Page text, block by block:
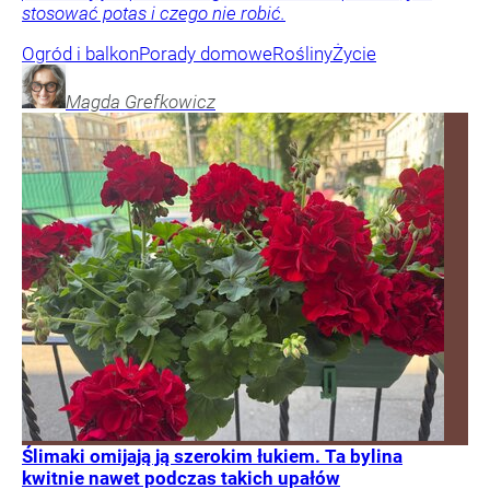
stosować potas i czego nie robić.
Ogród i balkonPorady domoweRoślinyŻycie
Magda Grefkowicz
Ślimaki omijają ją szerokim łukiem. Ta bylina
kwitnie nawet podczas takich upałów